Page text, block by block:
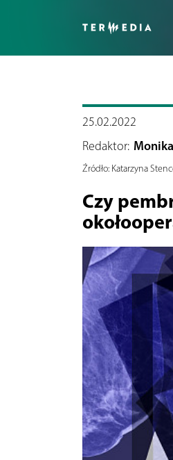
25.02.2022
Redaktor:
Źródło:Katarzyna
Czy